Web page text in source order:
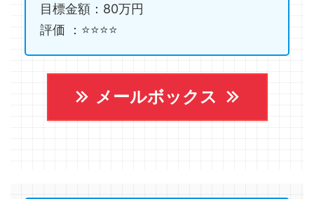
目標金額：80万円
評価 ：⭐️⭐️⭐️⭐️
メールボックス